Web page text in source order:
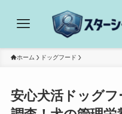
ホーム ドッグフード
安心犬活ドッグ